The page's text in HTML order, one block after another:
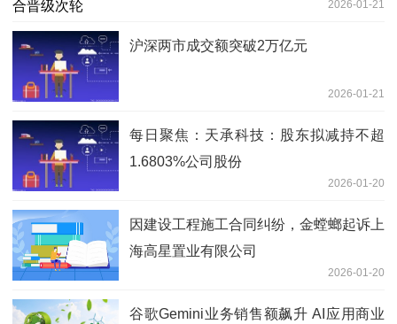
2026-01-21
沪深两市成交额突破2万亿元
2026-01-21
每日聚焦：天承科技：股东拟减持不超
1.6803%公司股份
2026-01-20
因建设工程施工合同纠纷，金螳螂起诉上
海高星置业有限公司
2026-01-20
谷歌Gemini业务销售额飙升 AI应用商业